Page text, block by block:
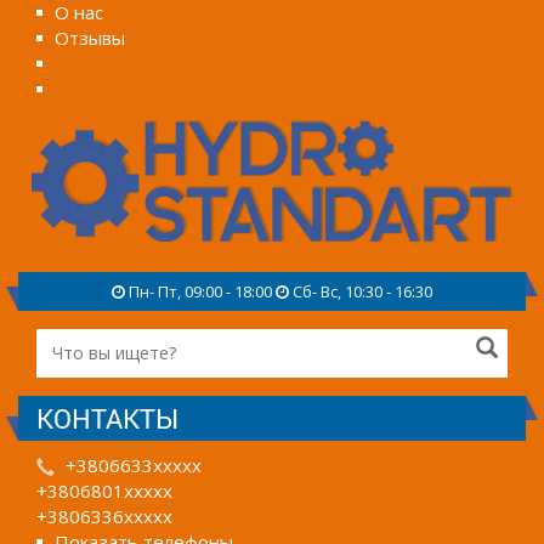
О нас
Отзывы
Пн- Пт, 09:00 - 18:00 Сб- Вс, 10:30 - 16:30
КОНТАКТЫ
+3806633xxxxx
+3806801xxxxx
+3806336xxxxx